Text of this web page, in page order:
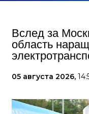
Вслед за
область
05 августа 2026,